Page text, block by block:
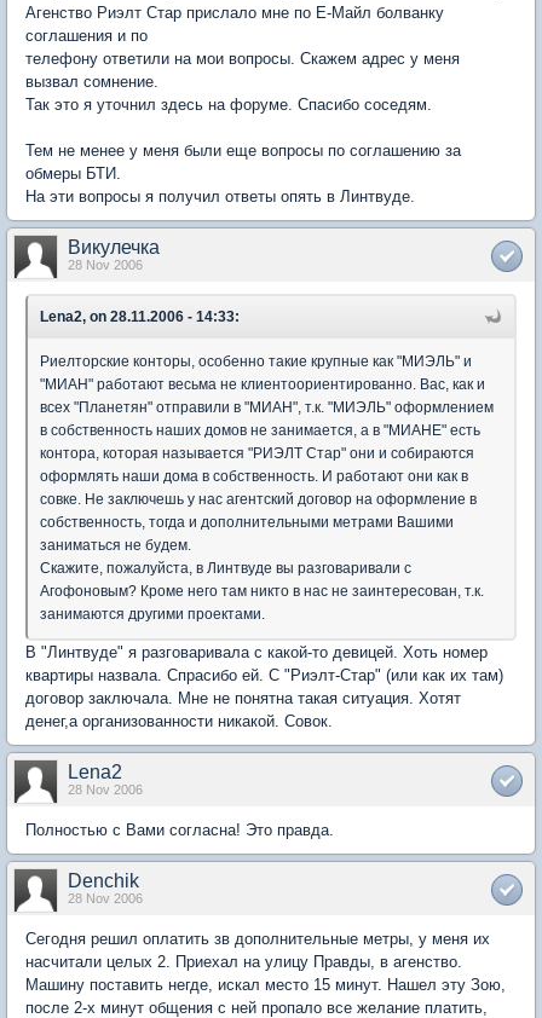
Агенство Риэлт Стар прислало мне по Е-Майл болванку
соглашения и по
телефону ответили на мои вопросы. Скажем адрес у меня
вызвал сомнение.
Так это я уточнил здесь на форуме. Спасибо соседям.
Тем не менее у меня были еще вопросы по соглашению за
обмеры БТИ.
На эти вопросы я получил ответы опять в Линтвуде.
Викулечка
28 Nov 2006
Lena2, on 28.11.2006 - 14:33:
Риелторские конторы, особенно такие крупные как "МИЭЛЬ" и
"МИАН" работают весьма не клиентоориентированно. Вас, как и
всех "Планетян" отправили в "МИАН", т.к. "МИЭЛЬ" оформлением
в собственность наших домов не занимается, а в "МИАНЕ" есть
контора, которая называется "РИЭЛТ Стар" они и собираются
оформлять наши дома в собственность. И работают они как в
совке. Не заключешь у нас агентский договор на оформление в
собственность, тогда и дополнительными метрами Вашими
заниматься не будем.
Скажите, пожалуйста, в Линтвуде вы разговаривали с
Агофоновым? Кроме него там никто в нас не заинтересован, т.к.
занимаются другими проектами.
В "Линтвуде" я разговаривала с какой-то девицей. Хоть номер
квартиры назвала. Спрасибо ей. С "Риэлт-Стар" (или как их там)
договор заключала. Мне не понятна такая ситуация. Хотят
денег,а организованности никакой. Совок.
Lena2
28 Nov 2006
Полностью с Вами согласна! Это правда.
Denchik
28 Nov 2006
Сегодня решил оплатить зв дополнительные метры, у меня их
насчитали целых 2. Приехал на улицу Правды, в агенство.
Машину поставить негде, искал место 15 минут. Нашел эту Зою,
после 2-х минут общения с ней пропало все желание платить,